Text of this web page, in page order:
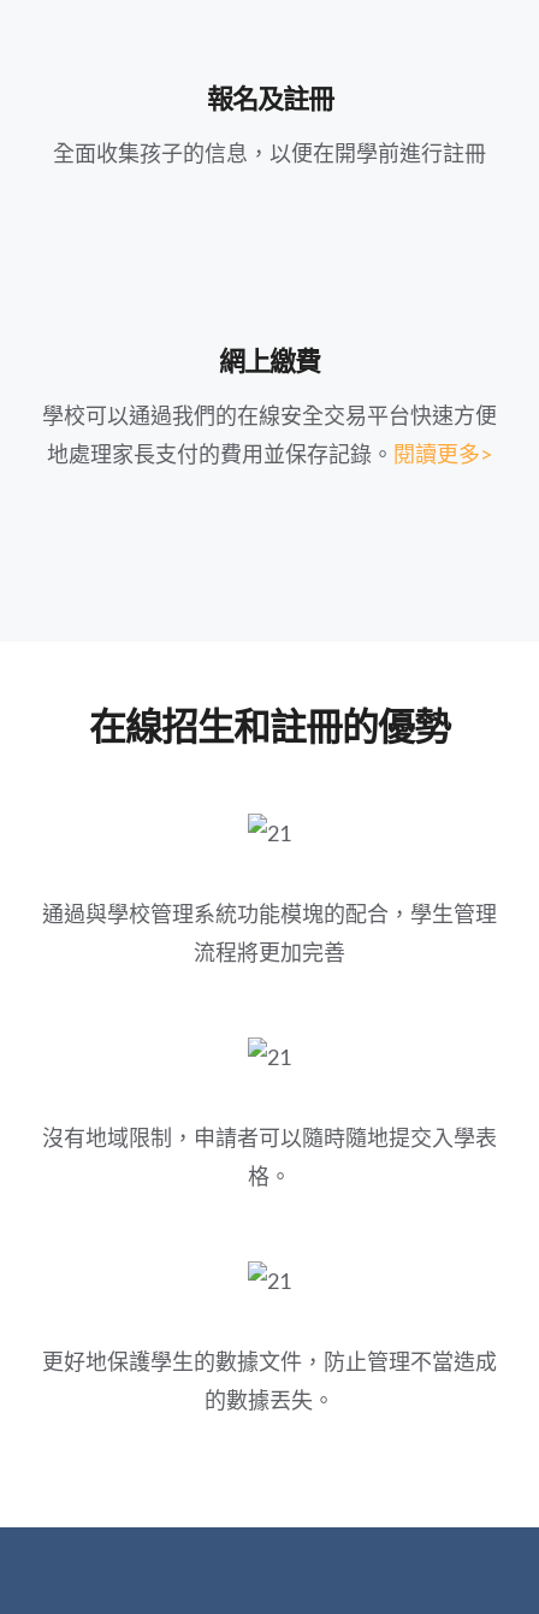
報名及註冊
全面收集孩子的信息，以便在開學前進行註冊
網上繳費
學校可以通過我們的在線安全交易平台快速方便
地處理家長支付的費用並保存記錄。 閱讀更多>
在線招生和註冊的優勢
通過與學校管理系統功能模塊的配合，學生管理
流程將更加完善
沒有地域限制，申請者可以隨時隨地提交入學表
格。
更好地保護學生的數據文件，防止管理不當造成
的數據丟失。